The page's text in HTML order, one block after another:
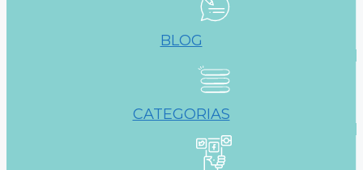
BLOG
CATEGORIAS